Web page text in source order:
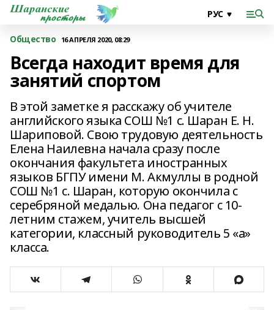
Общество 16 АПРЕЛЯ 2020, 08:29
Всегда находит время для
занятий спортом
В этой заметке я расскажу об учителе
английского языка СОШ №1 с. Шаран Е. Н.
Шариповой. Свою трудовую деятельность
Елена Наилевна начала сразу после
окончания факультета иностранных
языков БГПУ имени М. Акмуллы в родной
СОШ №1 с. Шаран, которую окончила с
серебряной медалью. Она педагог с 10-
летним стажем, учитель высшей
категории, классный руководитель 5 «а»
класса.